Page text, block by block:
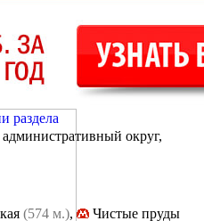
округ,
(574 м.),
Чистые пруды